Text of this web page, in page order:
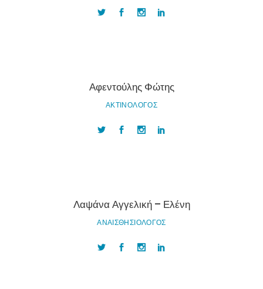
Αφεντούλης Φώτης
ΑΚΤΙΝΟΛΟΓΟΣ
Λαψάνα Αγγελική – Ελένη
ΑΝΑΙΣΘΗΣΙΟΛΟΓΟΣ